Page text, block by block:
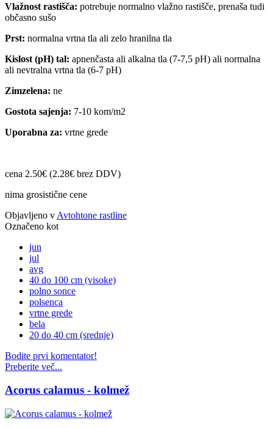
Vlažnost rastišča: potrebuje normalno vlažno rastišče, prenaša tudi
občasno sušo
Prst: normalna vrtna tla ali zelo hranilna tla
Kislost (pH) tal: apnenčasta ali alkalna tla (7-7,5 pH) ali normalna
ali nevtralna vrtna tla (6-7 pH)
Zimzelena: ne
Gostota sajenja: 7-10 kom/m2
Uporabna za: vrtne grede
cena 2.50€ (2.28€ brez DDV)
nima grosistične cene
Objavljeno v Avtohtone rastline
Označeno kot
jun
jul
avg
40 do 100 cm (visoke)
polno sonce
polsenca
vrtne grede
bela
20 do 40 cm (srednje)
Bodite prvi komentator!
Preberite več...
Acorus calamus - kolmež